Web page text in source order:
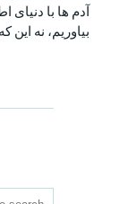
آدم ها با
بیاوریم، نه این